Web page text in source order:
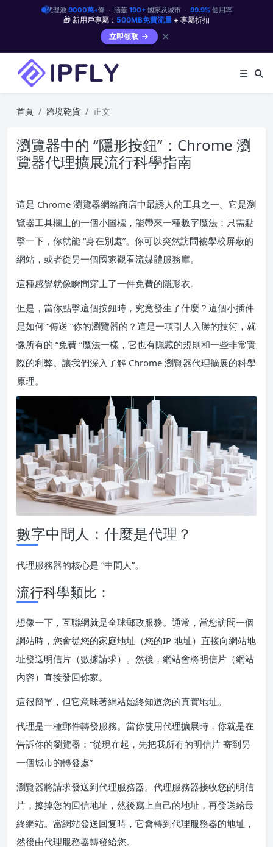
代理池 9000萬+條 · 涵蓋 190+國家及城市 · 99.9%使用率
🎁 新用戶專屬： 500MB免費流量 + 專屬折扣
立即領取
✕
首頁 跨境乾貨 正文
瀏覽器中的 “隱形按鈕”：Chrome 瀏
覽器代理擴展流行科學指南
這是 Chrome 瀏覽器網絡商店中最誘人的工具之一。它是瀏
覽器工具欄上的一個小圖標，能帶來一種數字魔法：只需點
擊一下，你就能 “身在別處”。你可以突然訪問被學校屏蔽的
網站，或者從另一個國家觀看流媒體服務庫。
這種感覺就像瞬間穿上了一件免費的隱形衣。
但是，當你點擊這個按鈕時，究竟發生了什麼？這個小插件
是如何 “傳送 “你的瀏覽器的？這是一項引人入勝的技術，就
像所有的 “免費 “魔法一樣，它也有隱藏的規則和一些非常實
際的利弊。讓我們深入了解 Chrome 瀏覽器代理擴展的科學
原理。
數字中間人：什麼是代理？
代理服務器的核心是 “中間人”。
流行科學類比：
想像一下，互聯網就是全球郵政服務。通常，當您訪問一個
網站時，您會從您的家庭地址（您的IP 地址）直接向網站地
址發送明信片（數據請求）。然後，網站會將明信片（網站
內容）直接發回你家。
這很簡單，但它意味著網站始終知道您的真實地址。
代理是一種郵件轉發服務。當你使用代理擴展時，你就是在
告訴你的瀏覽器：”從現在起，先把我所有的明信片 寄到另
一個城市的轉發處”
瀏覽器將請求發送到代理服務器。代理服務器接收您的明信
片，擦掉您的回信地址，然後寫上自己的地址，再發送給最
終網站。當網站發送回复時，它會轉到代理服務器的地址，
然後由代理服務器轉發給您。